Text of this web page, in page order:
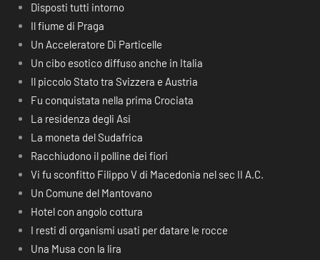
Disposti tutti intorno
Il fiume di Praga
Un Acceleratore Di Particelle
Un cibo esotico diffuso anche in Italia
Il piccolo Stato tra Svizzera e Austria
Fu conquistata nella prima Crociata
La residenza degli Asi
La moneta del Sudafrica
Racchiudono il polline dei fiori
Vi fu sconfitto Filippo V di Macedonia nel sec II A.C.
Un Comune del Mantovano
Hotel con angolo cottura
I resti di organismi usati per datare le rocce
Una Musa con la lira